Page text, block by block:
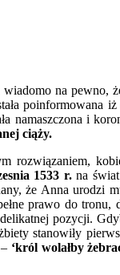
na pewno,
poinformowana
namaszczona i
ciąży.
rozwiązaniem,
1533 r.na
że Anna urodzi
prawo do tronu,
pozycji.
stanowiły
‘król wolałby